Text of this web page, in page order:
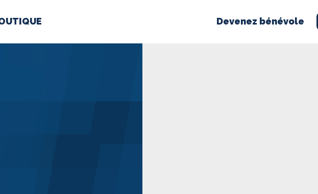
Devenez bénévole
MÉDIAS